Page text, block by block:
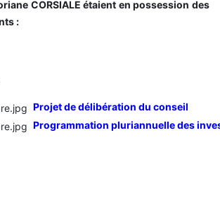
CORSIALE étaient en possession des
:
Projet de délibération du conseil
Programmation pluriannuelle des